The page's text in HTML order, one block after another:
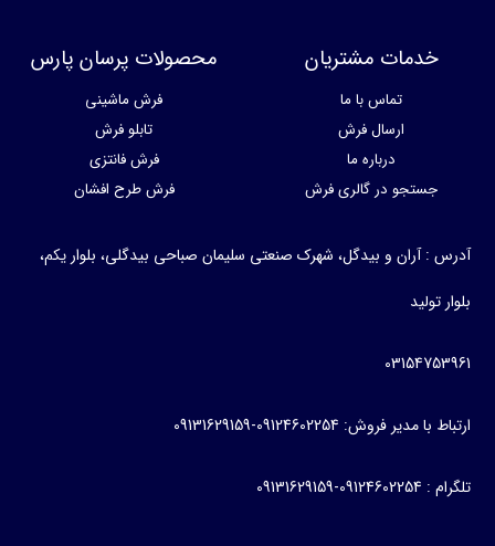
خدمات مشتریان
تماس با ما
ارسال فرش
درباره ما
جستجو در گالری فرش
محصولات پرسان پارس
فرش ماشینی
تابلو فرش
فرش فانتزی
فرش طرح افشان
آدرس : آران و بیدگل، شهرک صنعتی سلیمان صباحی بیدگلی، بلوار یکم،
بلوار تولید
03154753961
ارتباط با مدیر فروش: 09124602254-09131629159
تلگرام : 09124602254-09131629159